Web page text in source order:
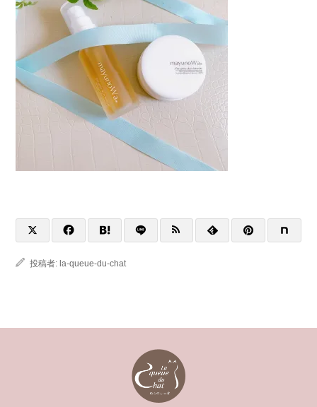
投稿者: la-queue-du-chat